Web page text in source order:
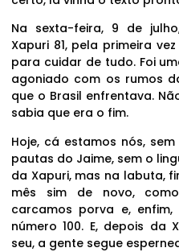
Na sexta-feira, 9 de
Xapuri 81, pela primeira
para cuidar de tudo. Foi
agoniado com os rumos
que o Brasil enfrentava.
sabia que era o fim.
Hoje, cá estamos nós,
pautas do Jaime, sem o
da Xapuri, mas na labuta,
mês sim de novo,
carcamos porva e,
número 100. E, depois da
seu, a gente segue